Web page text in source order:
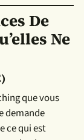
De
Ne
que vous
demande
ce qui est